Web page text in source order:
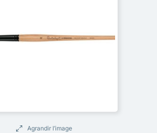
Agrandir l’image